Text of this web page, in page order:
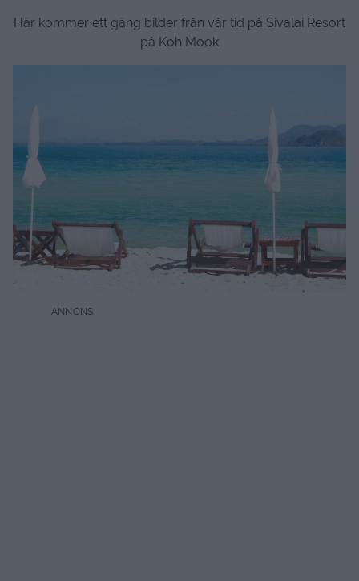
Här kommer ett gäng bilder från vår tid på Sivalai Resort
på Koh Mook